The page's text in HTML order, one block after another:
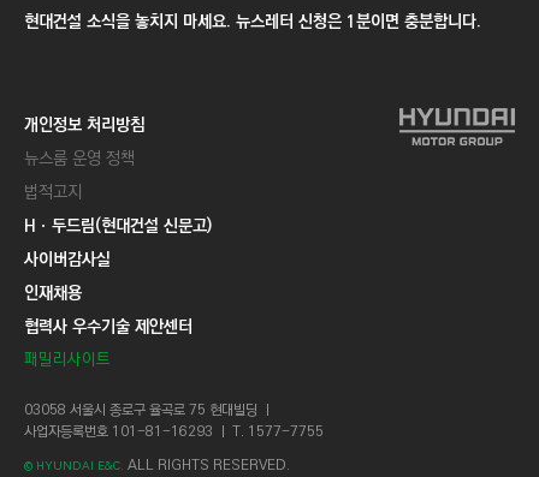
현대건설 소식을 놓치지 마세요. 뉴스레터 신청은 1분이면 충분합니다.
개인정보 처리방침
뉴스룸 운영 정책
법적고지
Hㆍ두드림(현대건설 신문고)
사이버감사실
인재채용
협력사 우수기술 제안센터
패밀리사이트
03058 서울시 종로구 율곡로 75 현대빌딩 ㅣ
사업자등록번호 101-81-16293 ㅣ T. 1577-7755
© HYUNDAI E&C. ALL RIGHTS RESERVED.